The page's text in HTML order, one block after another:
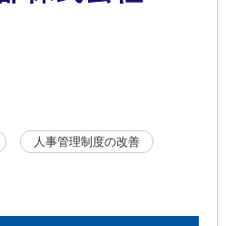
人事管理制度の改善